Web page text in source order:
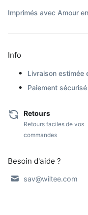
Imprimés avec Amour
Info
Livraison estimée
Paiement
Retours
Retours faciles de vos
commandes
Besoin d'aide ?
sav@wiltee.com